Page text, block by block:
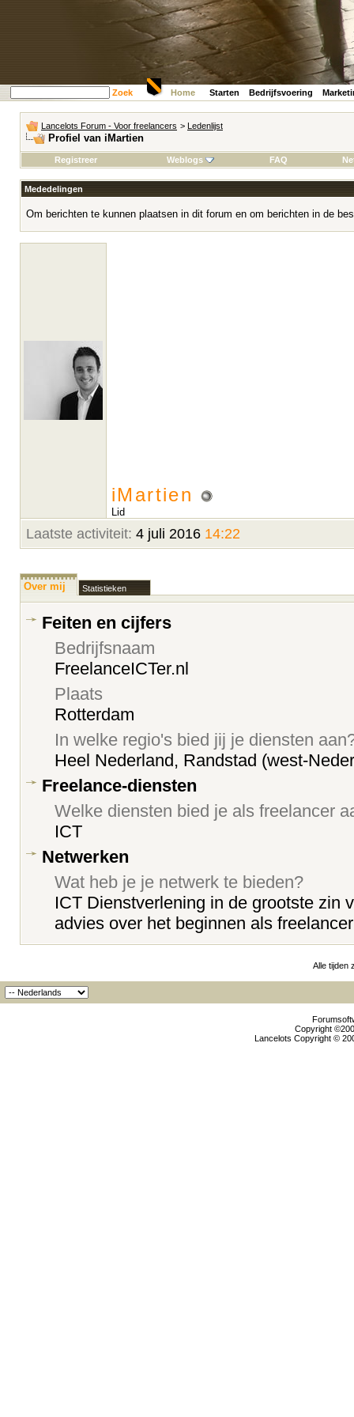
Zoek Home Starten Bedrijfsvoering
Lancelots Forum - Voor freelancers > Ledenlijst
Profiel van iMartien
Registreer Weblogs FAQ
Mededelingen
Om berichten te kunnen plaatsen in dit forum en om berichten in de
iMartien
Lid
Laatste activiteit: 4 juli 2016 14:22
Over mij Statistieken
Feiten en cijfers
Bedrijfsnaam
FreelanceICTer.nl
Plaats
Rotterdam
In welke regio's bied jij je diensten
Heel Nederland, Randstad (west-
Freelance-diensten
Welke diensten bied je als freelancer
ICT
Netwerken
Wat heb je je netwerk te bieden?
ICT Dienstverlening in de grootste zin
advies over het beginnen als
Alle tijden
Copyright
Lancelots Copyright ©